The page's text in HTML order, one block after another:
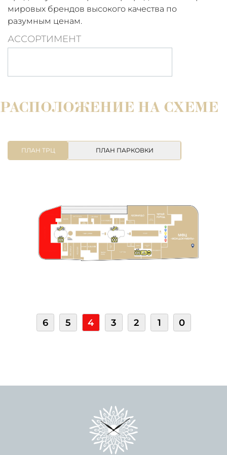
мировых брендов высокого качества по
разумным ценам.
АССОРТИМЕНТ
РАСПОЛОЖЕНИЕ НА СХЕМЕ
ПЛАН ТРЦ ПЛАН ПАРКОВКИ
6 5 4 3 2 1 0